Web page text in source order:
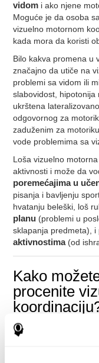
vidom i ako njene
Moguće je da osoba
vizuelno motornom
kada mora da koristi
Bilo kakva promena u
značajno da utiče na
problemi sa vidom ili
slabovidost,
ukrštena
odgovornog za
zaduženim za
vode problemima sa
Loša vizuelno
aktivnosti i može da
poremećajima u
pisanja i bavljenju
hvatanju beleški, loš
planu (problemi u
sklapanja predmeta),
aktivnostima(od
Kako
procenite
Mi konstantno